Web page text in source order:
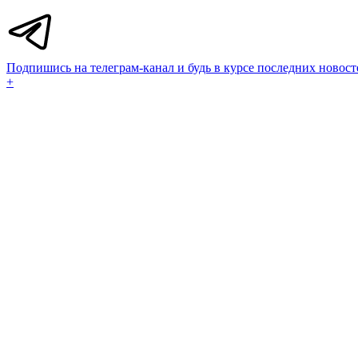
Подпишись на телеграм-канал и будь в курсе последних
+